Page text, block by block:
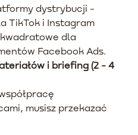
dystrybucji -
TikTok i Instagram
dla
Facebook Ads.
i briefing (2 - 4
musisz przekazać